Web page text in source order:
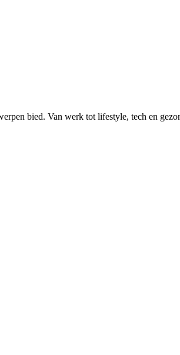
bied. Van werk tot lifestyle, tech en